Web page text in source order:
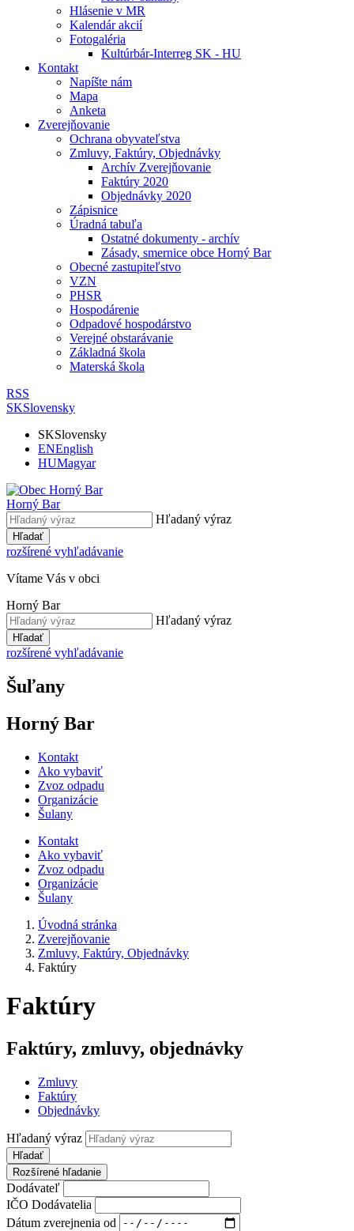
Hlásenie v MR
Kalendár akcií
Fotogaléria
Kultúrbár-Interreg SK - HU
Kontakt
Napíšte nám
Mapa
Anketa
Zverejňovanie
Ochrana obyvateľstva
Zmluvy, Faktúry, Objednávky
Archív Zverejňovanie
Faktúry 2020
Objednávky 2020
Zápisnice
Úradná tabuľa
Ostatné dokumenty - archív
Zásady, smernice obce Horný Bar
Obecné zastupiteľstvo
VZN
PHSR
Hospodárenie
Odpadové hospodárstvo
Verejné obstarávanie
Základná škola
Materská škola
RSS
SKSlovensky
SKSlovensky
ENEnglish
HUMagyar
Horný Bar
Hľadaný výraz
Hľadať
rozšírené vyhľadávanie
Vítame Vás v obci
Horný Bar
Hľadaný výraz
Hľadať
rozšírené vyhľadávanie
Šuľany
Horný Bar
Kontakt
Ako vybaviť
Zvoz odpadu
Organizácie
Šulany
Kontakt
Ako vybaviť
Zvoz odpadu
Organizácie
Šulany
Úvodná stránka
Zverejňovanie
Zmluvy, Faktúry, Objednávky
Faktúry
Faktúry
Faktúry, zmluvy, objednávky
Zmluvy
Faktúry
Objednávky
Hľadaný výraz
Hľadať
Rozšírené hľadanie
Dodávateľ
IČO Dodávatelia
Dátum zverejnenia od